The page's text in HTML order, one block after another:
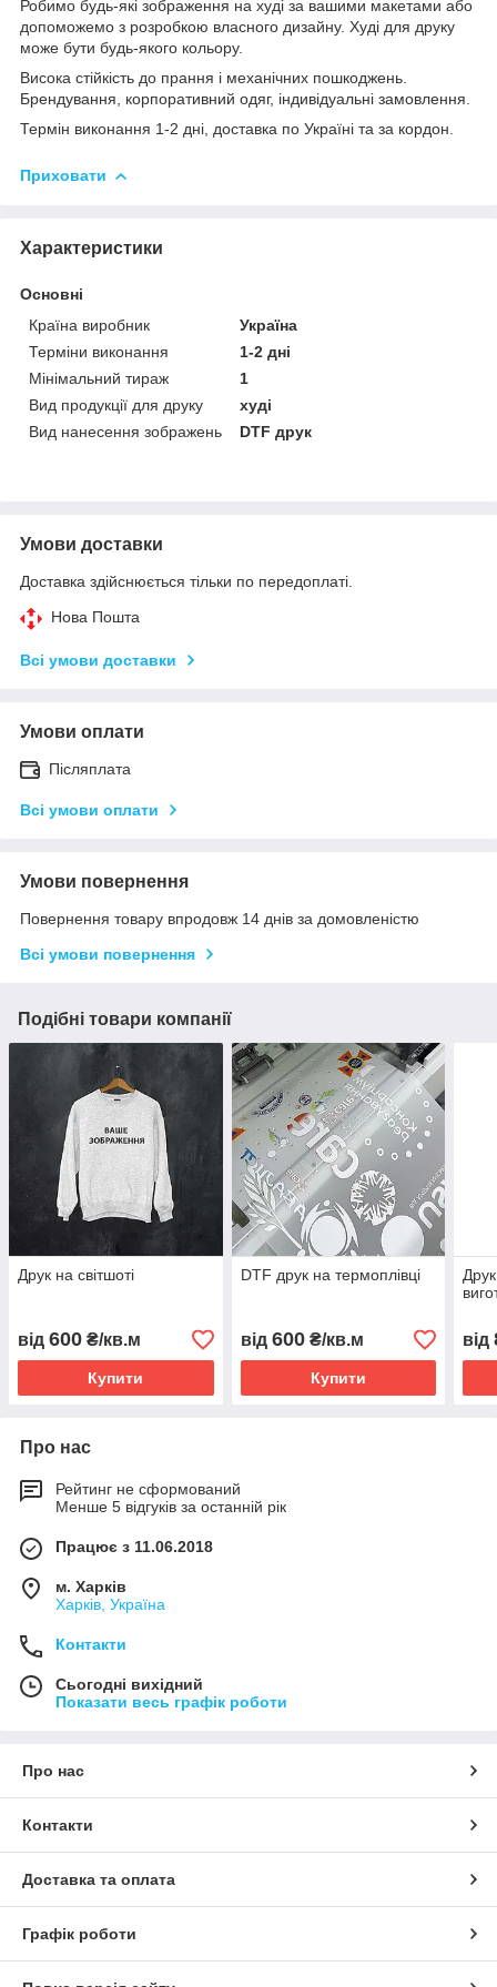
Робимо будь-які зображення на худі за вашими макетами або
допоможемо з розробкою власного дизайну. Худі для друку
може бути будь-якого кольору.
Висока стійкість до прання і механічних пошкоджень.
Брендування, корпоративний одяг, індивідуальні замовлення.
Термін виконання 1-2 дні, доставка по Україні та за кордон.
Приховати
Характеристики
Основні
Країна виробник
Україна
Терміни виконання
1-2 дні
Мінімальний тираж
1
Вид продукції для друку
худі
Вид нанесення зображень
DTF друк
Умови доставки
Доставка здійснюється тільки по передоплаті.
Нова Пошта
Всі умови доставки
Умови оплати
Післяплата
Всі умови оплати
Умови повернення
Повернення товару впродовж 14 днів за домовленістю
Всі умови повернення
Подібні товари компанії
Друк на світшоті
від 600 ₴/кв.м
Купити
DTF друк на термоплівці
від 600₴/кв.м
Купити
від
Про нас
Рейтинг не сформований
Менше 5 відгуків за останній рік
Працює з 11.06.2018
м. Харків
Харків, Україна
Контакти
Сьогодні вихідний
Показати весь графік роботи
Про нас
Контакти
Доставка та оплата
Графік роботи